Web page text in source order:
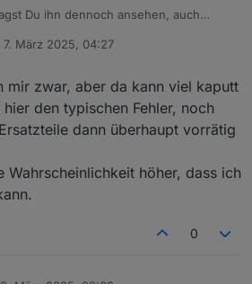
Du ihn dennoch ansehen, auch
7. März 2025, 04:27
von
mir zwar, aber da kann viel kaputt
den typischen Fehler, noch
dann überhaupt vorrätig
Wahrscheinlichkeit höher, dass ich
0